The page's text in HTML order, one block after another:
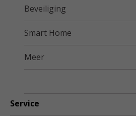
Beveiliging
Smart Home
Meer
Service